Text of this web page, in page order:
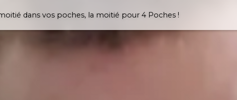
dans vos poches, la moitié pour 4 Poches !